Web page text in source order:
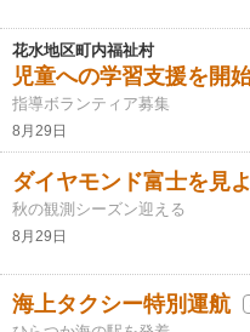
花水地区町内福祉村
児童への学習支援を開
指導ボランティア募集
8月29日
ダイヤモンド富士を見
秋の観測シーズン迎える
8月29日
海上タクシー特別運航